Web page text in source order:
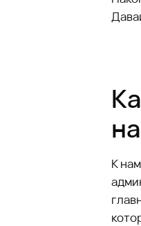
К